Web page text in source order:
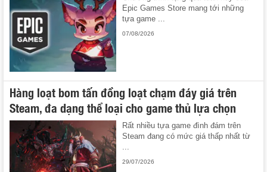
Epic Games Store mang tới những
tựa game ...
07/08/2026
Hàng loạt bom tấn đồng loạt chạm đáy giá trên
Steam, đa dạng thể loại cho game thủ lựa chọn
Rất nhiều tựa game đình đám trên
Steam đang có mức giá thấp nhất từ
29/07/2026